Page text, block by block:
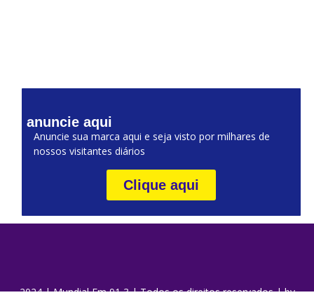
anuncie aqui
Anuncie sua marca aqui e seja visto por milhares de
nossos visitantes diários
Clique aqui
2024 | Mundial Fm 91,3 | Todos os direitos reservados | by